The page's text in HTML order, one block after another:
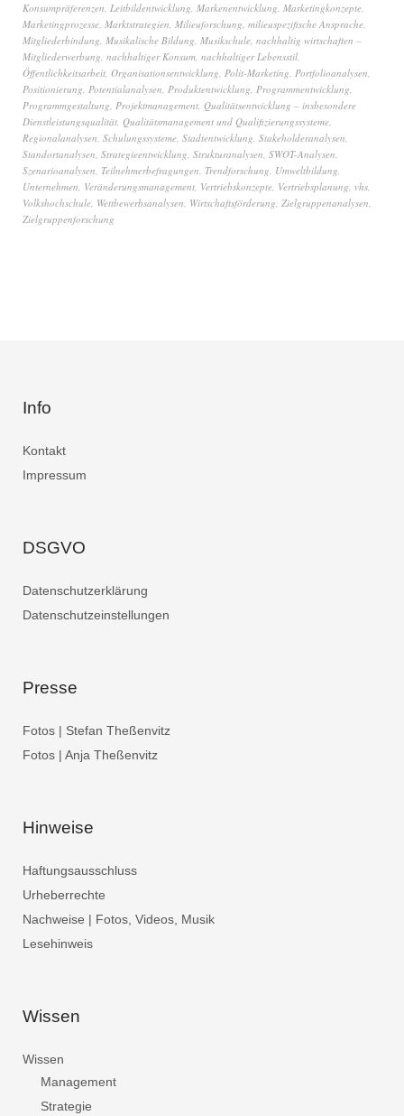
Konsumpräferenzen, Leitbildentwicklung, Markenentwicklung, Marketingkonzepte,
Marketingprozesse, Marktstrategien, Milieuforschung, milieuspezifische Ansprache,
Mitgliederbindung, Musikalische Bildung, Musikschule, nachhaltig wirtschaften –
Mitgliederwerbung, nachhaltiger Konsum, nachhaltiger Lebensstil,
Öffentlichkeitsarbeit, Organisationsentwicklung, Polit-Marketing, Portfolioanalysen,
Positionierung, Potentialanalysen, Produktentwicklung, Programmentwicklung,
Programmgestaltung, Projektmanagement, Qualitätsentwicklung – insbesondere
Dienstleistungsqualität, Qualitätsmanagement und Qualifizierungssysteme,
Regionalanalysen, Schulungssysteme, Stadtentwicklung, Stakeholderanalysen,
Standortanalysen, Strategieentwicklung, Strukturanalysen, SWOT-Analysen,
Szenarioanalysen, Teilnehmerbefragungen, Trendforschung, Umweltbildung,
Unternehmen, Veränderungsmanagement, Vertriebskonzepte, Vertriebsplanung, vhs,
Volkshochschule, Wettbewerbsanalysen, Wirtschaftsförderung, Zielgruppenanalysen,
Zielgruppenforschung
Info
Kontakt
Impressum
DSGVO
Datenschutzerklärung
Datenschutzeinstellungen
Presse
Fotos | Stefan Theßenvitz
Fotos | Anja Theßenvitz
Hinweise
Haftungsausschluss
Urheberrechte
Nachweise | Fotos, Videos, Musik
Lesehinweis
Wissen
Wissen
Management
Strategie